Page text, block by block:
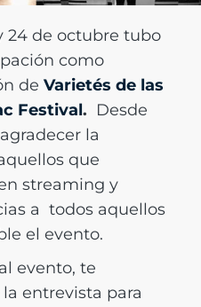
24 de octubre tubo
como
de Varietés de las
Festival. Desde
la
que
streaming y
a todos aquellos
el evento.
evento, te
entrevista para